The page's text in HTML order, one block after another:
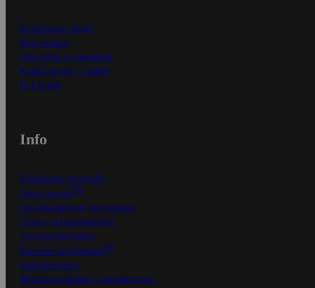
Ensitilaajan ohjeet
Näin maksat
Näin tilaat ja muokkaat
Kaikki ohjeet ja vinkit
In English
Info
S-Business yrityksille
Oiva-raportit
Osuuskauppojen yhteystiedot
Tilaus- ja toimitusehdot
Tietosuojakäytäntö
Palvelun käyttöehdot
Saavutettavuus
Mobiilisovelluksen saavutettavuus